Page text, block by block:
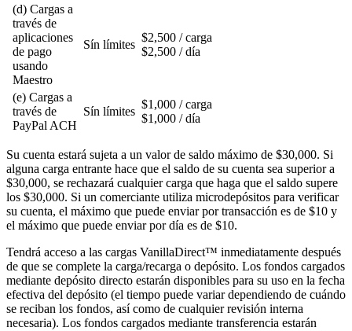
(d) Cargas a
través de
aplicaciones
de pago
usando
Maestro
Sín límites
$2,500 / carga
$2,500 / día
(e) Cargas a
través de
PayPal ACH
Sín límites
$1,000 / carga
$1,000 / día
Su cuenta estará sujeta a un valor de saldo máximo de $30,000. Si
alguna carga entrante hace que el saldo de su cuenta sea superior a
$30,000, se rechazará cualquier carga que haga que el saldo supere
los $30,000. Si un comerciante utiliza microdepósitos para verificar
su cuenta, el máximo que puede enviar por transacción es de $10 y
el máximo que puede enviar por día es de $10.
Tendrá acceso a las cargas VanillaDirect™ inmediatamente después
de que se complete la carga/recarga o depósito. Los fondos cargados
mediante depósito directo estarán disponibles para su uso en la fecha
efectiva del depósito (el tiempo puede variar dependiendo de cuándo
se reciban los fondos, así como de cualquier revisión interna
necesaria). Los fondos cargados mediante transferencia estarán